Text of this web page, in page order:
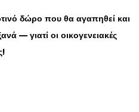
δώρο που θα αγαπηθεί και
— γιατί οι οικογενειακές